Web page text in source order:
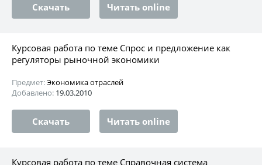
Скачать Читать online
Курсовая работа по теме Спрос и предложение как
регуляторы рыночной экономики
Предмет:Экономика отраслей
Добавлено: 19.03.2010
Скачать Читать online
Курсовая работа по теме Справочная система